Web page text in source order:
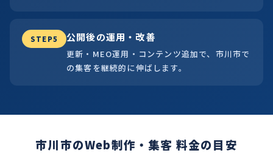
STEP5 公開後の運用・改善
更新・MEO運用・コンテンツ追加で、市川市で
の集客を継続的に伸ばします。
市川市のWeb制作・集客 料金の目安